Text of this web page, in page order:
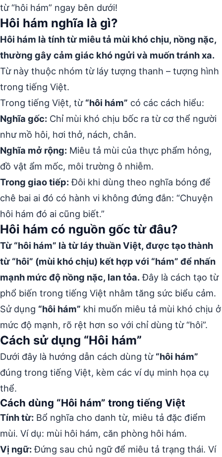
từ “hôi hám” ngay bên dưới!
Hôi hám nghĩa là gì?
Hôi hám là tính từ miêu tả mùi khó chịu, nồng nặc,
thường gây cảm giác khó ngửi và muốn tránh xa.
Từ này thuộc nhóm từ láy tượng thanh – tượng hình
trong tiếng Việt.
Trong tiếng Việt, từ “hôi hám” có các cách hiểu:
Nghĩa gốc: Chỉ mùi khó chịu bốc ra từ cơ thể người
như mồ hôi, hơi thở, nách, chân.
Nghĩa mở rộng: Miêu tả mùi của thực phẩm hỏng,
đồ vật ẩm mốc, môi trường ô nhiễm.
Trong giao tiếp:Đôi khi dùng theo nghĩa bóng để
chê bai ai đó có hành vi không đứng đắn: “Chuyện
hôi hám đó ai cũng biết.”
Hôi hám có nguồn gốc từ đâu?
Từ “hôi hám” là từ láy thuần Việt, được tạo thành
từ “hôi” (mùi khó chịu) kết hợp với “hám” để nhấn
mạnh mức độ nồng nặc, lan tỏa.Đây là cách tạo từ
phổ biến trong tiếng Việt nhằm tăng sức biểu cảm.
Sử dụng “hôi hám” khi muốn miêu tả mùi khó chịu ở
mức độ mạnh, rõ rệt hơn so với chỉ dùng từ “hôi”.
Cách sử dụng “Hôi hám”
Dưới đây là hướng dẫn cách dùng từ “hôi hám”
đúng trong tiếng Việt, kèm các ví dụ minh họa cụ
thể.
Cách dùng “Hôi hám” trong tiếng Việt
Tính từ: Bổ nghĩa cho danh từ, miêu tả đặc điểm
mùi. Ví dụ: mùi hôi hám, căn phòng hôi hám.
Vị ngữ:Đứng sau chủ ngữ để miêu tả trạng thái. Ví